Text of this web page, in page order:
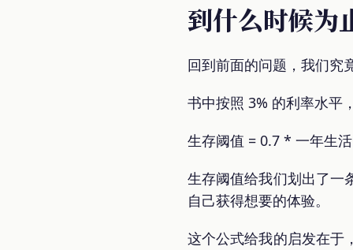
到什么时候为
回到前面的问题，我们究
书中按照 3% 的利率水平
生存阈值 = 0.7 * 一年生
生存阈值给我们划出了一
自己获得想要的体验。
这个公式给我的启发在于